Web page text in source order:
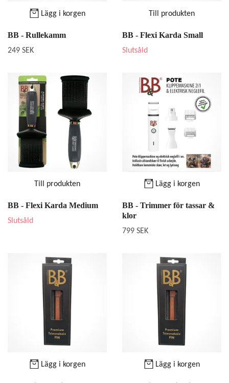
Lägg i korgen
BB - Rullekamm
249 SEK
Till produkten
BB - Flexi Karda Small
Slutsåld
Till produkten
BB - Flexi Karda Medium
Slutsåld
Lägg i korgen
BB - Trimmer för tassar &
klor
799 SEK
Lägg i korgen Lägg i korgen